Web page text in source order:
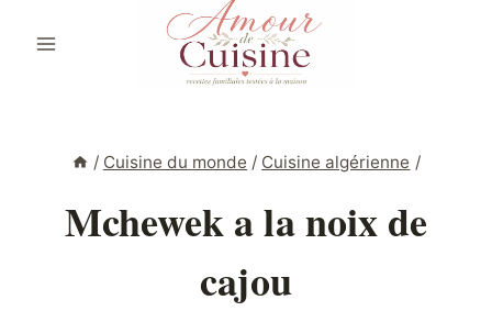
/ Cuisine du monde / Cuisine algérienne /
Mchewek a la noix de
cajou